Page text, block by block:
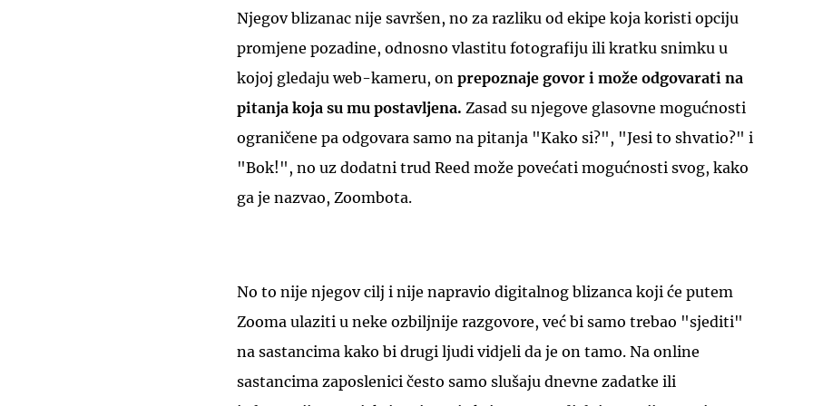
Njegov blizanac nije savršen, no za razliku od ekipe koja koristi opciju
promjene pozadine, odnosno vlastitu fotografiju ili kratku snimku u
kojoj gledaju web-kameru, on prepoznaje govor i može odgovarati na
pitanja koja su mu postavljena. Zasad su njegove glasovne mogućnosti
ograničene pa odgovara samo na pitanja "Kako si?", "Jesi to shvatio?" i
"Bok!", no uz dodatni trud Reed može povećati mogućnosti svog, kako
ga je nazvao, Zoombota.
No to nije njegov cilj i nije napravio digitalnog blizanca koji će putem
Zooma ulaziti u neke ozbiljnije razgovore, već bi samo trebao "sjediti"
na sastancima kako bi drugi ljudi vidjeli da je on tamo. Na online
sastancima zaposlenici često samo slušaju dnevne zadatke ili